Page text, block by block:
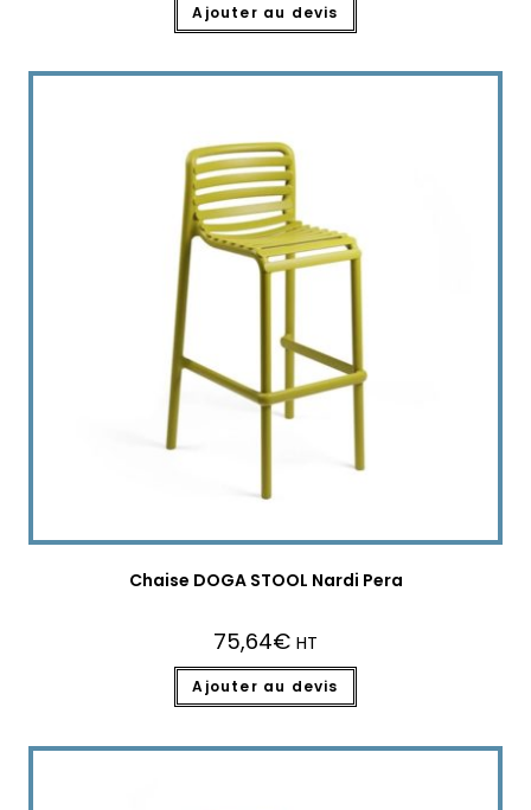
Ajouter au devis
Chaise DOGA STOOL Nardi Pera
75,64€ HT
Ajouter au devis